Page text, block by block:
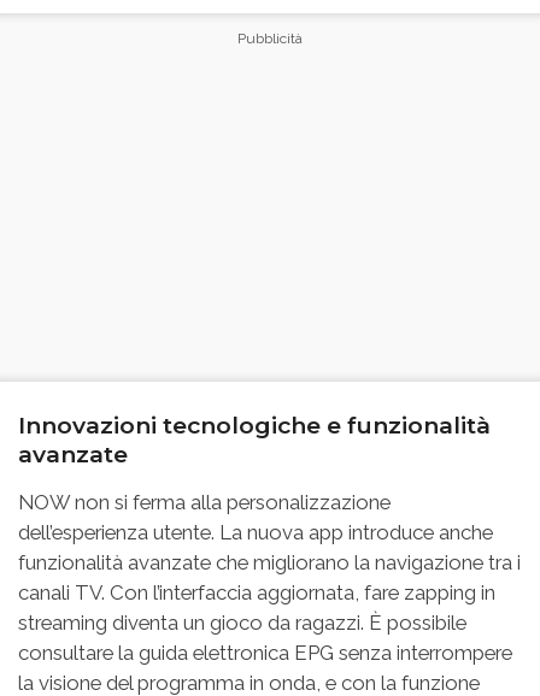
Innovazioni tecnologiche e funzionalità
avanzate
NOW non si ferma alla personalizzazione
dell’esperienza utente. La nuova app introduce anche
funzionalità avanzate che migliorano la navigazione tra i
canali TV. Con l’interfaccia aggiornata, fare zapping in
streaming diventa un gioco da ragazzi. È possibile
consultare la guida elettronica EPG senza interrompere
la visione del programma in onda, e con la funzione